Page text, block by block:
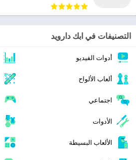
التصنيفات في ابك دارويد
أدوات الفيديو
ألعاب الألواح
اجتماعي
الأدوات
الألعاب البسيطة